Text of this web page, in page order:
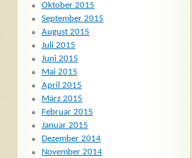
Oktober 2015
September 2015
August 2015
Juli 2015
Juni 2015
Mai 2015
April 2015
März 2015
Februar 2015
Januar 2015
Dezember 2014
November 2014